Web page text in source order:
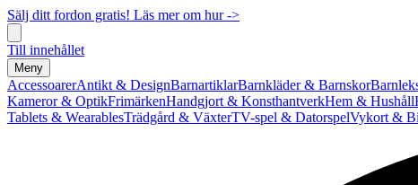
Sälj ditt fordon gratis! Läs mer om hur ->
Till innehållet
Meny
AccessoarerAntikt & DesignBarnartiklarBarnkläder & Barnskor
Kameror & OptikFrimärkenHandgjort & KonsthantverkHem & Hushåll
Tablets & WearablesTrädgård & VäxterTV-spel & DatorspelVykort &